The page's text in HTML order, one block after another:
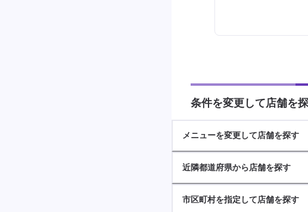
条件を変更して店舗を
メニューを変更して店舗を探す
近隣都道府県から店舗を探す
市区町村を指定して店舗を探す